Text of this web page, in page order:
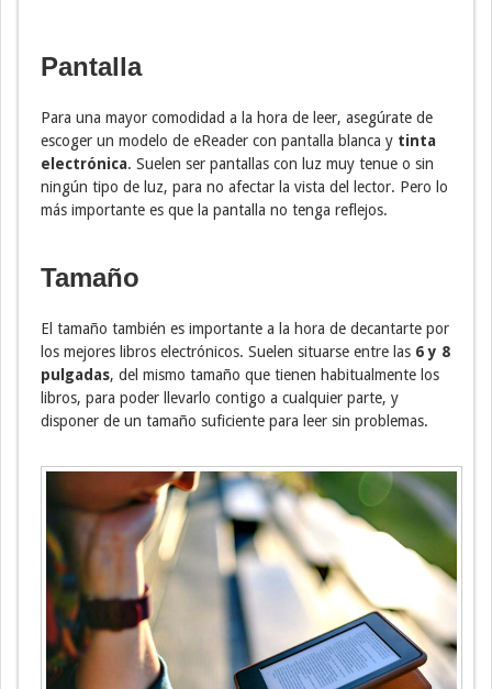
Pantalla
Para una mayor comodidad a la hora de leer, asegúrate de
escoger un modelo de eReader con pantalla blanca y tinta
electrónica. Suelen ser pantallas con luz muy tenue o sin
ningún tipo de luz, para no afectar la vista del lector. Pero lo
más importante es que la pantalla no tenga reflejos.
Tamaño
El tamaño también es importante a la hora de decantarte por
los mejores libros electrónicos. Suelen situarse entre las 6 y 8
pulgadas, del mismo tamaño que tienen habitualmente los
libros, para poder llevarlo contigo a cualquier parte, y
disponer de un tamaño suficiente para leer sin problemas.